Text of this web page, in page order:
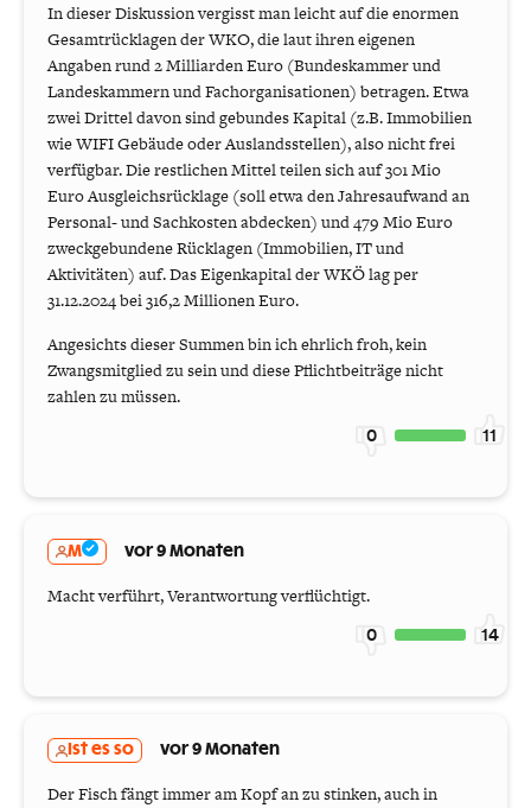
In dieser Diskussion vergisst man leicht auf die enormen
Gesamtrücklagen der WKO, die laut ihren eigenen
Angaben rund 2 Milliarden Euro (Bundeskammer und
Landeskammern und Fachorganisationen) betragen. Etwa
zwei Drittel davon sind gebundes Kapital (z.B. Immobilien
wie WIFI Gebäude oder Auslandsstellen), also nicht frei
verfügbar. Die restlichen Mittel teilen sich auf 301 Mio
Euro Ausgleichsrücklage (soll etwa den Jahresaufwand an
Personal- und Sachkosten abdecken) und 479 Mio Euro
zweckgebundene Rücklagen (Immobilien, IT und
Aktivitäten) auf. Das Eigenkapital der WKÖ lag per
31.12.2024 bei 316,2 Millionen Euro.
Angesichts dieser Summen bin ich ehrlich froh, kein
Zwangsmitglied zu sein und diese Pflichtbeiträge nicht
zahlen zu müssen.
0 11
M vor 9 Monaten
Macht verführt, Verantwortung verflüchtigt.
0 14
Ist es so vor 9 Monaten
Der Fisch fängt immer am Kopf an zu stinken, auch in